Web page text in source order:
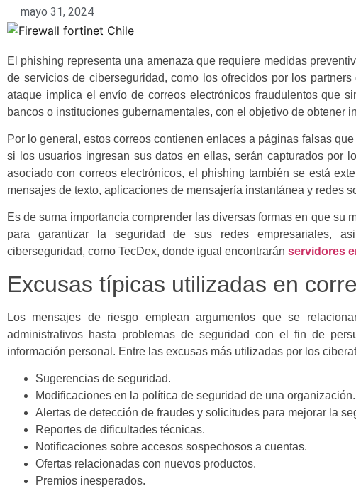
mayo 31, 2024
El phishing representa una amenaza que requiere medidas
de servicios de ciberseguridad, como los ofrecidos por los partners
ataque implica el envío de correos electrónicos fraudulentos que
bancos o instituciones gubernamentales, con el objetivo de obtener
Por lo general, estos correos contienen enlaces a páginas falsas
si los usuarios ingresan sus datos en ellas, serán capturados por
asociado con correos electrónicos, el phishing también se está
mensajes de texto, aplicaciones de mensajería instantánea y redes
Es de suma importancia comprender las diversas formas en que su
para garantizar la seguridad de sus redes empresariales,
ciberseguridad, como TecDex, donde igual encontrarán servidores
Excusas típicas utilizadas en
Los mensajes de riesgo emplean argumentos que se
administrativos hasta problemas de seguridad con el fin de
información personal. Entre las excusas más utilizadas por los
Sugerencias de seguridad.
Modificaciones en la política de seguridad de una organización.
Alertas de detección de fraudes y solicitudes para mejorar la
Reportes de dificultades técnicas.
Notificaciones sobre accesos sospechosos a cuentas.
Ofertas relacionadas con nuevos productos.
Premios inesperados.